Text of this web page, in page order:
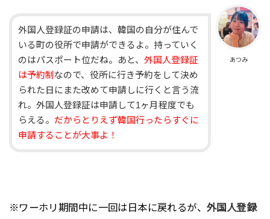
あつみ
外国人登録証の申請は、韓国の自分が住んで
いる町の役所で申請ができるよ。持っていく
のはパスポート位だね。あと、外国人登録証
は予約制 なので、役所に行き予約をして決め
られた日にまた改めて申請しに行くと言う流
れ。外国人登録証は申請して1ヶ月程度でも
らえる。 だからとりえず韓国行ったらすぐに
申請することが大事よ！
※ワーホリ期間中に一回は日本に戻れるが、外国人登録